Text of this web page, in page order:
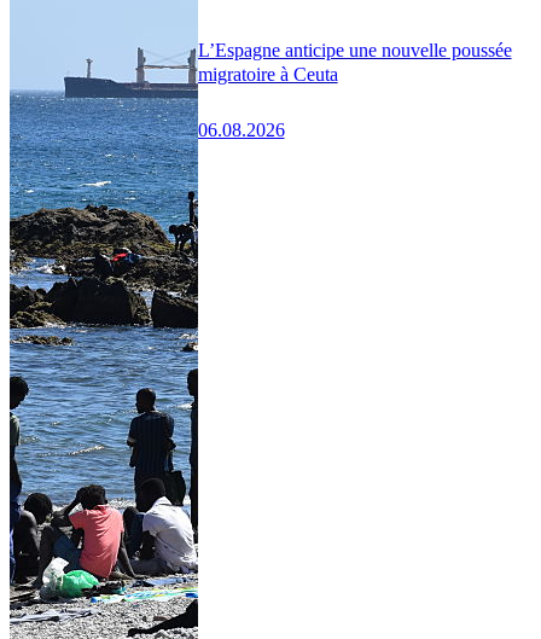
L’Espagne anticipe une nouvelle poussée
migratoire à Ceuta
06.08.2026